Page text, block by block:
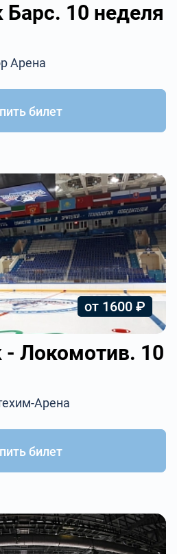
Барс. 10 неделя
Арена
билет
от 1600 ₽
Локомотив. 10
Арена
билет